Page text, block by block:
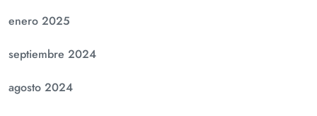
enero 2025
septiembre 2024
agosto 2024